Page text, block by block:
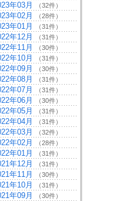
年03月 （32件）
年02月 （28件）
年01月 （31件）
年12月 （31件）
年11月 （30件）
年10月 （31件）
年09月 （30件）
年08月 （31件）
年07月 （31件）
年06月 （30件）
年05月 （31件）
年04月 （31件）
年03月 （32件）
年02月 （28件）
年01月 （31件）
年12月 （31件）
年11月 （30件）
年10月 （31件）
年09月 （30件）